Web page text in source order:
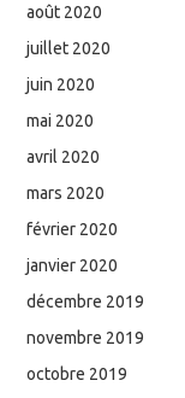
août 2020
juillet 2020
juin 2020
mai 2020
avril 2020
mars 2020
février 2020
janvier 2020
décembre 2019
novembre 2019
octobre 2019